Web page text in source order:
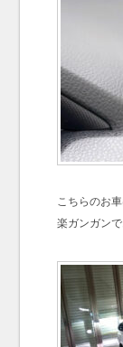
こちらのお
楽ガンガンで